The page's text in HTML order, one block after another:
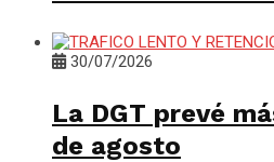
30/07/2026
La DGT prevé
de agosto